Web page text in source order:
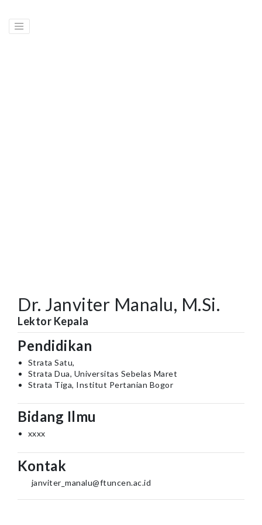
Dr. Janviter Manalu, M.Si.
Lektor Kepala
Pendidikan
Strata Satu,
Strata Dua, Universitas Sebelas Maret
Strata Tiga, Institut Pertanian Bogor
Bidang Ilmu
xxxx
Kontak
janviter_manalu@ftuncen.ac.id